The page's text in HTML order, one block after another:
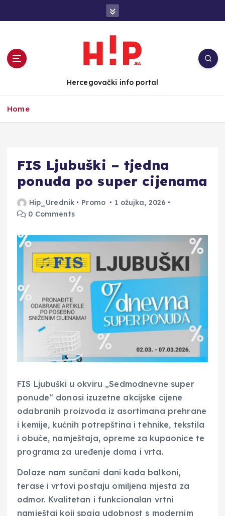
e
Hercegovački info portal
Home
FIS Ljubuški – tjedna
ponuda po super cijenama
Hip_Urednik Promo
1 ožujka, 2026
0 Comments
FIS Ljubuški u okviru „Sedmodnevne super
ponude“ donosi izuzetne akcijske cijene
odabranih proizvoda iz asortimana prehrane
i kemije, kućnih potrepština i tehnike, tekstila
i obuće, namještaja, opreme za kupaonice te
programa za uređenje doma i vrta.
Dolaze nam sunčani dani kada balkoni,
terase i vrtovi postaju omiljena mjesta za
odmor. Kvalitetan i funkcionalan vrtni
namještaj koji spaja udobnost s modernim